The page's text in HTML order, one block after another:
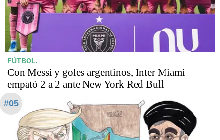
FÚTBOL.
Con Messi y goles argentinos, Inter Miami
empató 2 a 2 ante New York Red Bull
#05